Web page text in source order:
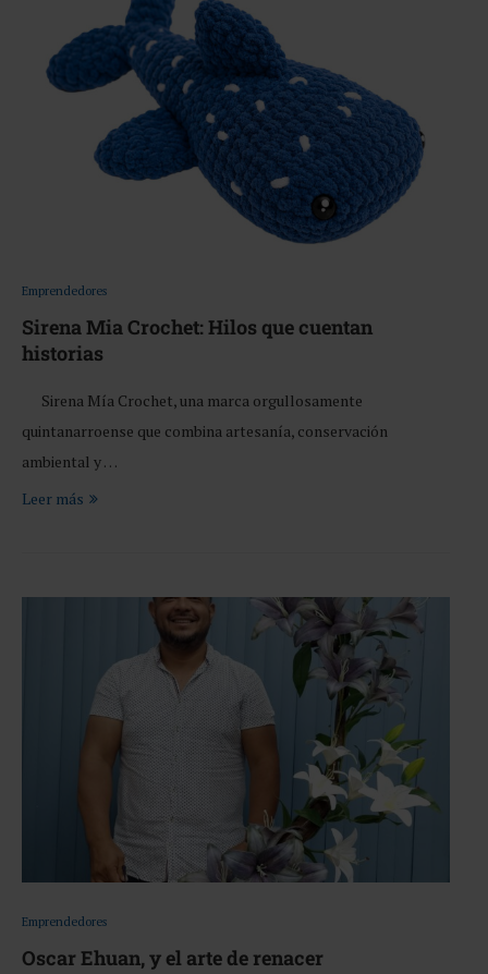
Emprendedores
Sirena Mia Crochet: Hilos que cuentan
historias
Sirena Mía Crochet, una marca orgullosamente
quintanarroense que combina artesanía, conservación
ambiental y …
Leer más
Emprendedores
Oscar Ehuan, y el arte de renacer